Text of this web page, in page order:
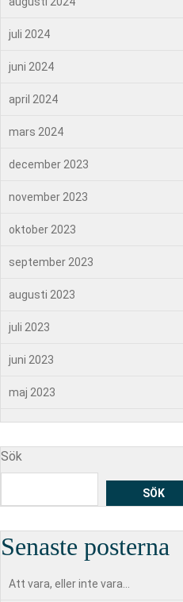
juli 2024
juni 2024
april 2024
mars 2024
december 2023
november 2023
oktober 2023
september 2023
augusti 2023
juli 2023
juni 2023
maj 2023
Sök
SÖK
Senaste posterna
Att vara, eller inte vara…